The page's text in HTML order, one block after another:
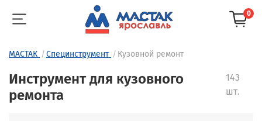
0
МАСТАК Специнструмент Кузовной ремонт
Инструмент для кузовного
ремонта
143
шт.